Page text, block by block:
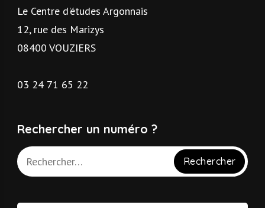
Le Centre d'études Argonnais
12, rue des Marizys
08400 VOUZIERS
03 24 71 65 22
Rechercher un numéro ?